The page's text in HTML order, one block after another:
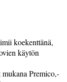
koekenttänä,
käytön
mukana Premico,­